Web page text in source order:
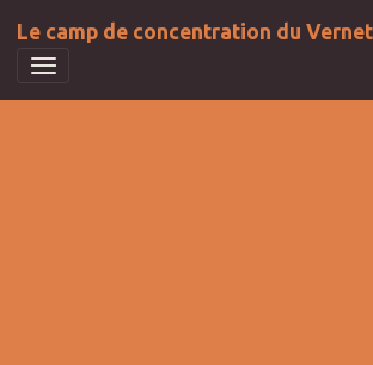
Le camp de concentration du